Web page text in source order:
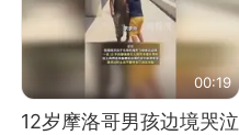
到洗手盆我没绷住
00:19
12岁摩洛哥男孩边境哭泣